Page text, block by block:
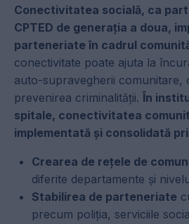
Conectivitatea socială, ca
CPTED de generația a doua,
parteneriate în cadrul
conectivitate poate ajuta la
auto-supravegherii comunitare,
prevenirea criminalității. În
spitale, conectivitatea
implementată și consolidată
Crearea de rețele de
diferite departamente și
Stabilirea de parteneriate
precum poliția, serviciile